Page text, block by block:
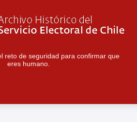
reto de seguridad para confirmar que
eres humano.